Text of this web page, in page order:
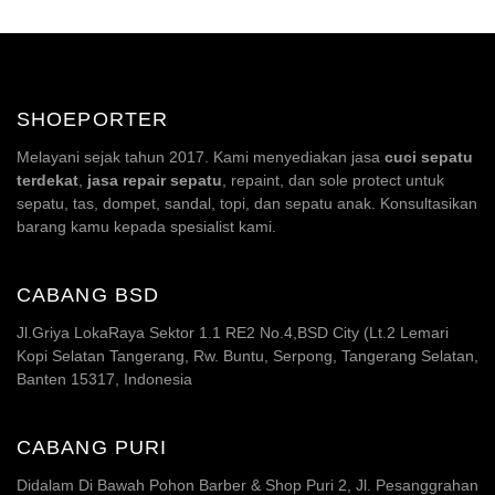
SHOEPORTER
Melayani sejak tahun 2017. Kami menyediakan jasa cuci sepatu
terdekat jasa repair sepatu , repaint, dan sole protect untuk
sepatu, tas, dompet, sandal, topi, dan sepatu anak. Konsultasikan
barang kamu kepada spesialist kami.
CABANG BSD
Jl.Griya LokaRaya Sektor 1.1 RE2 No.4,BSD City (Lt.2 Lemari
Kopi Selatan Tangerang, Rw. Buntu, Serpong, Tangerang Selatan,
Banten 15317, Indonesia
CABANG PURI
Didalam Di Bawah Pohon Barber & Shop Puri 2, Jl. Pesanggrahan